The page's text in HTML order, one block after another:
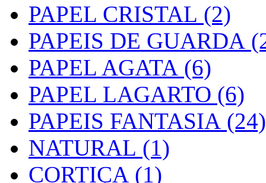
PAPEL CRISTAL (2)
PAPEIS DE GUARDA
PAPEL AGATA (6)
PAPEL LAGARTO (6)
PAPEIS FANTASIA (24)
NATURAL (1)
CORTIÇA (1)